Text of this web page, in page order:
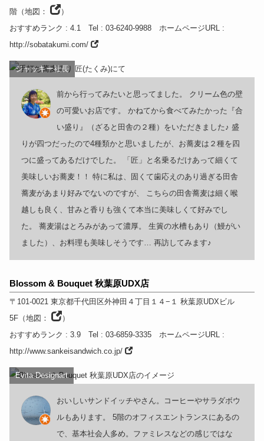
階（地図：
）
おすすめランク : 4.1 Tel : 03-6240-9988 ホームページURL:
http://sobatakumi.com/
ジャッキー社長
前から行ってみたいと思ってました。 クリーム色の壁
の可愛いお店です。 かねてから食べてみたかった『合
い盛り』（ざると田舎の２種）をいただきました♪ 盛
りが四つだったので4種類かと思いましたが、お蕎麦は２種を四
つに盛ってあるだけでした。 「匠」と名乗るだけあって細くて
美味しいお蕎麦！！ 特に私は、固くて歯応えのあり過ぎる田舎
蕎麦があまり好みでないのですが、 こちらの田舎蕎麦は細く喉
越しも良く、甘みと香りも強くて本当に美味しくて好みでし
た。 蕎麦湯はとろみがあって濃厚。 生簀の水槽もあり（鰻がい
ました）、お料理も美味しそうです… 再訪してみます♪
Blossom & Bouquet 秋葉原UDX店
〒101-0021 東京都千代田区外神田４丁目１４−１ 秋葉原UDXビル
5F（地図：
）
おすすめランク : 3.9 Tel : 03-6859-3335 ホームページURL:
http://www.sankeisandwich.co.jp/
Evita Designart
おいしいサンドイッチやさん。コーヒーやサラダボウ
ルもあります。 5階のオフィスエントランスにあるの
で、基本社会人多め。ファミレスなどの感じではな